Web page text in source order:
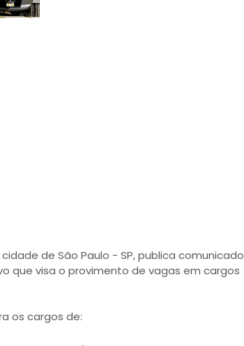
de São Paulo - SP, publica comunicado
que visa o provimento de vagas em cargos
os cargos de: